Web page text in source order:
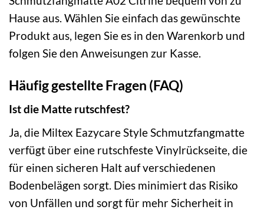
Hause aus. Wählen Sie einfach das gewünschte
Produkt aus, legen Sie es in den Warenkorb und
folgen Sie den Anweisungen zur Kasse.
Häufig gestellte Fragen (FAQ)
Ist die Matte rutschfest?
Ja, die Miltex Eazycare Style Schmutzfangmatte
verfügt über eine rutschfeste Vinylrückseite, die
für einen sicheren Halt auf verschiedenen
Bodenbelägen sorgt. Dies minimiert das Risiko
von Unfällen und sorgt für mehr Sicherheit in